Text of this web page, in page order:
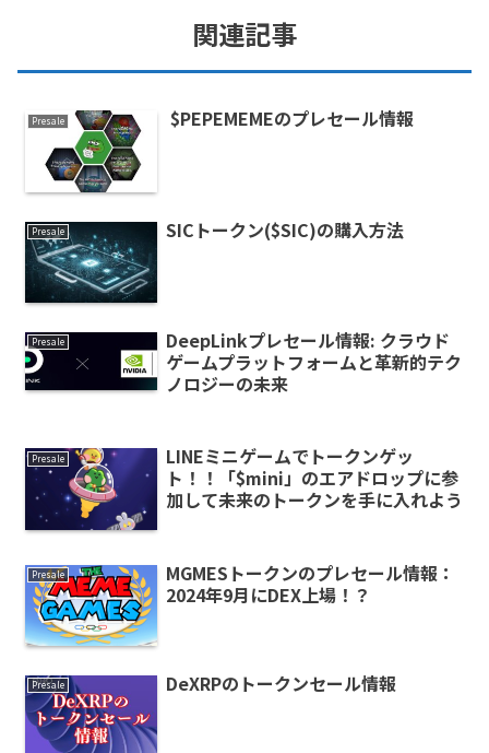
関連記事
Presale $PEPEMEMEのプレセール情報
Presale SICトークン($SIC)の購入方法
Presale
DeepLinkプレセール情報: クラウド
ゲームプラットフォームと革新的テク
ノロジーの未来
Presale
LINEミニゲームでトークンゲッ
ト！！「$mini」のエアドロップに参
加して未来のトークンを手に入れよう
Presale
MGMESトークンのプレセール情報：
2024年9月にDEX上場！？
Presale DeXRPのトークンセール情報